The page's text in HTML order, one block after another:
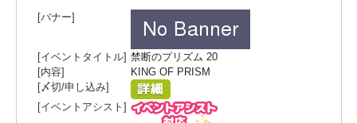
禁断のプリズム 20
KING OF PRISM